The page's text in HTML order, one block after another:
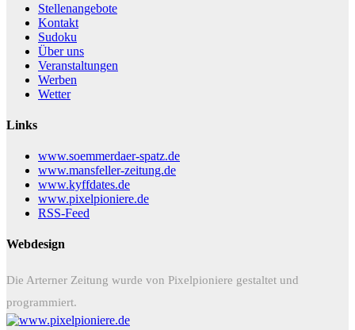
Stellenangebote
Kontakt
Sudoku
Über uns
Veranstaltungen
Werben
Wetter
Links
www.soemmerdaer-spatz.de
www.mansfeller-zeitung.de
www.kyffdates.de
www.pixelpioniere.de
RSS-Feed
Webdesign
Die Arterner Zeitung wurde von Pixelpioniere gestaltet und
programmiert.